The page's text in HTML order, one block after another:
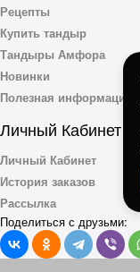
Рецепты
Купить тандыр
Тандыры Амфора
Новинки
Полезная информация
Личный Кабинет
Личный Кабинет
История заказов
Рассылка
Поделиться с друзьми: